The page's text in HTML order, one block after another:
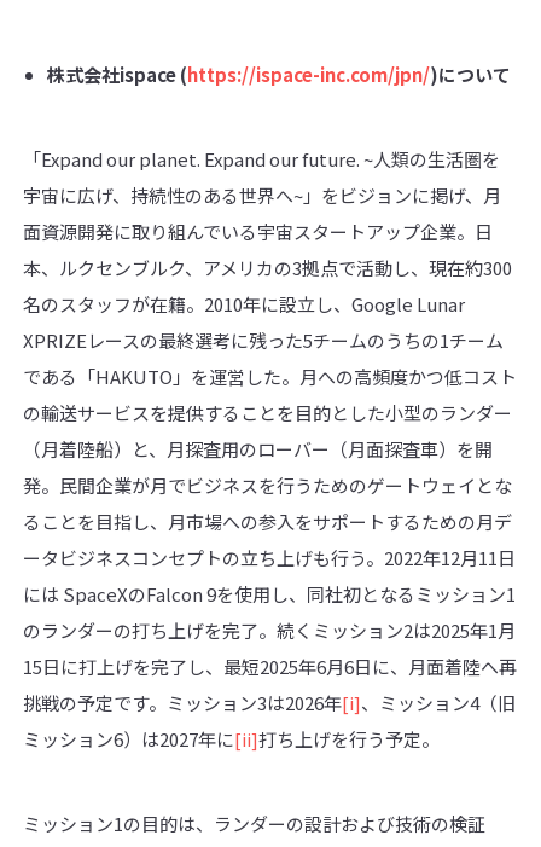
株式会社ispace (https://ispace-inc.com/jpn/)について
「Expand our planet. Expand our future. ~人類の生活圏を
宇宙に広げ、持続性のある世界へ~」をビジョンに掲げ、月
面資源開発に取り組んでいる宇宙スタートアップ企業。日
本、ルクセンブルク、アメリカの3拠点で活動し、現在約300
名のスタッフが在籍。2010年に設立し、Google Lunar
XPRIZEレースの最終選考に残った5チームのうちの1チーム
である「HAKUTO」を運営した。月への高頻度かつ低コスト
の輸送サービスを提供することを目的とした小型のランダー
（月着陸船）と、月探査用のローバー（月面探査車）を開
発。民間企業が月でビジネスを行うためのゲートウェイとな
ることを目指し、月市場への参入をサポートするための月デ
ータビジネスコンセプトの立ち上げも行う。2022年12月11日
には SpaceXのFalcon 9を使用し、同社初となるミッション1
のランダーの打ち上げを完了。続くミッション2は2025年1月
15日に打上げを完了し、最短2025年6月6日に、月面着陸へ再
挑戦の予定です。ミッション3は2026年[i]、ミッション4（旧
ミッション6）は2027年に[ii]打ち上げを行う予定。
ミッション1の目的は、ランダーの設計および技術の検証